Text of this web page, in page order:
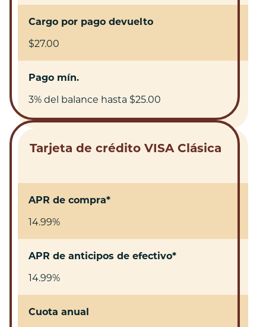
Cargo por pago devuelto
$27.00
Pago mín.
3% del balance hasta $25.00
Tarjeta de crédito VISA Clásica
APR de compra*
14.99%
APR de anticipos de efectivo*
14.99%
Cuota anual